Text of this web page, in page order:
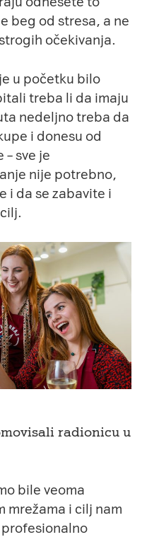
beg od stresa, a ne
očekivanja.
u početku bilo
treba li da imaju
nedeljno treba da
i donesu od
sve je
nije potrebno,
i da se zabavite i
radionicu u
bile veoma
mrežama i cilj nam